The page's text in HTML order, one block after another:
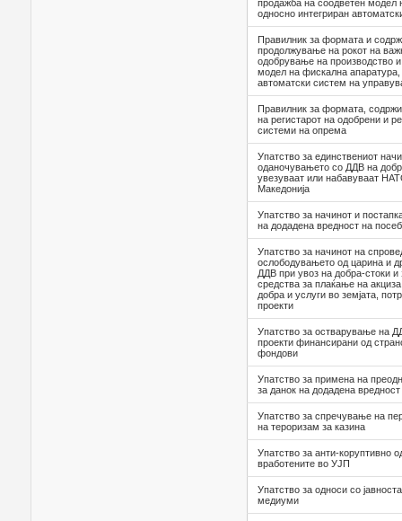
продажба на соодветен модел
односно интегриран
Правилник за формата и
продолжување на рокот на
одобрување на производство
модел на фискална апаратура,
автоматски систем на
Правилник за формата,
на регистарот на одобрени и
системи на опрема
Упатство за единствениот
оданочувањето со ДДВ на
увезуваат или набавуваат
Македонија
Упатство за начинот и
на додадена вредност на
Упатство за начинот на
ослободувањето од царина и
ДДВ при увоз на добра-стоки
средства за плаќање на
добра и услуги во земјата,
проекти
Упатство за остварување на
проекти финансирани од
фондови
Упатство за примена на
за данок на додадена
Упатство за спречување на
на тероризам за казина
Упатство за анти-коруптивно
вработените во УЈП
Упатство за односи со
медиуми